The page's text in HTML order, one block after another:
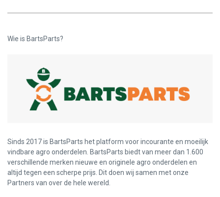
Wie is BartsParts?
Sinds 2017 is BartsParts het platform voor incourante en moeilijk
vindbare agro onderdelen. BartsParts biedt van meer dan 1.600
verschillende merken nieuwe en originele agro onderdelen en
altijd tegen een scherpe prijs. Dit doen wij samen met onze
Partners van over de hele wereld.